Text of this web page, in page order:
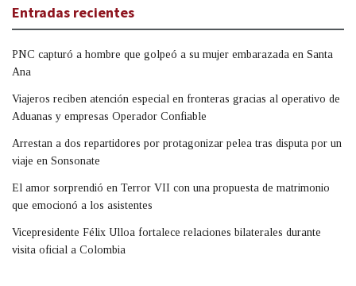
Entradas recientes
PNC capturó a hombre que golpeó a su mujer embarazada en Santa
Ana
Viajeros reciben atención especial en fronteras gracias al operativo de
Aduanas y empresas Operador Confiable
Arrestan a dos repartidores por protagonizar pelea tras disputa por un
viaje en Sonsonate
El amor sorprendió en Terror VII con una propuesta de matrimonio
que emocionó a los asistentes
Vicepresidente Félix Ulloa fortalece relaciones bilaterales durante
visita oficial a Colombia